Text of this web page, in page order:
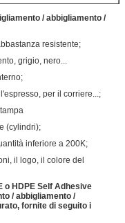
/ abbigliamento /
resistente;
grigio, nero...
per il corriere...;
(cylindri);
inferiore a 200K;
il logo, il colore del
o HDPE Self Adhesive
/ abbigliamento /
fornite di seguito i